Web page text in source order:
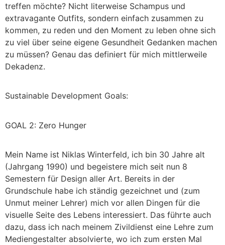
treffen möchte? Nicht literweise Schampus und
extravagante Outfits, sondern einfach zusammen zu
kommen, zu reden und den Moment zu leben ohne sich
zu viel über seine eigene Gesundheit Gedanken machen
zu müssen? Genau das definiert für mich mittlerweile
Dekadenz.
Sustainable Development Goals:
GOAL 2: Zero Hunger
Mein Name ist Niklas Winterfeld, ich bin 30 Jahre alt
(Jahrgang 1990) und begeistere mich seit nun 8
Semestern für Design aller Art. Bereits in der
Grundschule habe ich ständig gezeichnet und (zum
Unmut meiner Lehrer) mich vor allen Dingen für die
visuelle Seite des Lebens interessiert. Das führte auch
dazu, dass ich nach meinem Zivildienst eine Lehre zum
Mediengestalter absolvierte, wo ich zum ersten Mal